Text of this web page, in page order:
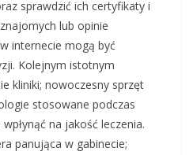
sprawdzić ich certyfikaty i
lub opinie
internecie mogą być
Kolejnym istotnym
kliniki; nowoczesny sprzęt
stosowane podczas
na jakość leczenia.
panująca w gabinecie;